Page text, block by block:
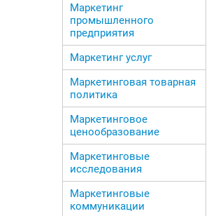
Маркетинг
промышленного
предприятия
Маркетинг услуг
Маркетинговая товарная
политика
Маркетинговое
ценообразование
Маркетинговые
исследования
Маркетинговые
коммуникации